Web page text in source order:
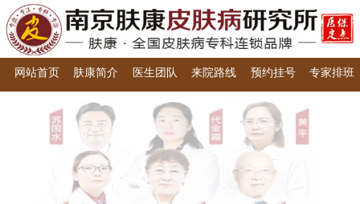
网站首页 肤康简介 医生团队 来院路线 预约挂号 专家排班